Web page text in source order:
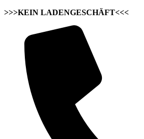
>>>KEIN LADENGESCHÄFT<<<